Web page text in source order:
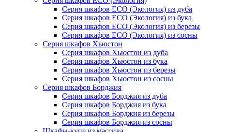
Серия шкафов ECO (Экология) из дуба
Серия шкафов ECO (Экология) из бука
Серия шкафов ECO (Экология) из березы
Серия шкафов ECO (Экология) из сосны
Серия шкафов Хьюстон
Серия шкафов Хьюстон из дуба
Серия шкафов Хьюстон из бука
Серия шкафов Хьюстон из березы
Серия шкафов Хьюстон из сосны
Серия шкафов Борджия
Серия шкафов Борджия из дуба
Серия шкафов Борджия из бука
Серия шкафов Борджия из березы
Серия шкафов Борджия из сосны